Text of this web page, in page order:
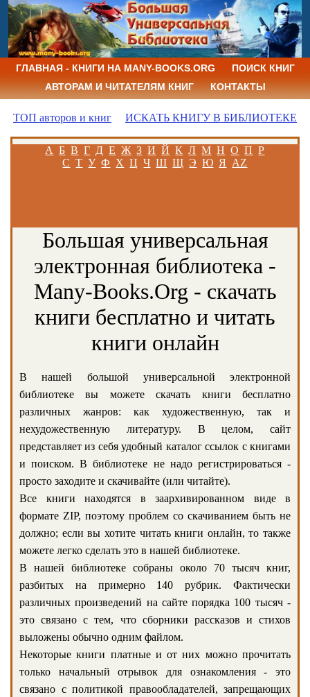
ГЛАВНАЯ - КНИГИ НА MANY-BOOKS.ORG
ПОИСК КНИГ
АВТОРАМ И ЧИТАТЕЛЯМ КНИГ
КОНТАКТЫ
ТОП авторов и книг ИСКАТЬ КНИГУ В БИБЛИОТЕКЕ
А Б В Г Д Е Ж З И Й К Л М Н О П Р
С Т У Ф Х Ц Ч Ш Щ Э Ю Я AZ
Большая универсальная
электронная библиотека -
Many-Books.Org - скачать
книги бесплатно и читать
книги онлайн
В нашей большой универсальной электронной
библиотеке вы можете скачать книги бесплатно
различных жанров: как художественную, так и
нехудожественную литературу. В целом, сайт
представляет из себя удобный каталог ссылок с книгами
и поиском. В библиотеке не надо регистрироваться -
просто заходите и скачивайте (или читайте).
Все книги находятся в заархивированном виде в
формате ZIP, поэтому проблем со скачиванием быть не
должно; если вы хотите читать книги онлайн, то также
можете легко сделать это в нашей библиотеке.
В нашей библиотеке собраны около 70 тысяч книг,
разбитых на примерно 140 рубрик. Фактически
различных произведений на сайте порядка 100 тысяч -
это связано с тем, что сборники рассказов и стихов
выложены обычно одним файлом.
Некоторые книги платные и от них можно прочитать
только начальный отрывок для ознакомления - это
связано с политикой правообладателей, запрещающих